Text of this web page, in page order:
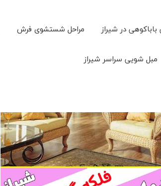
در شیراز مراحل شستشوی فرش
مبل شویی سراسر شیراز